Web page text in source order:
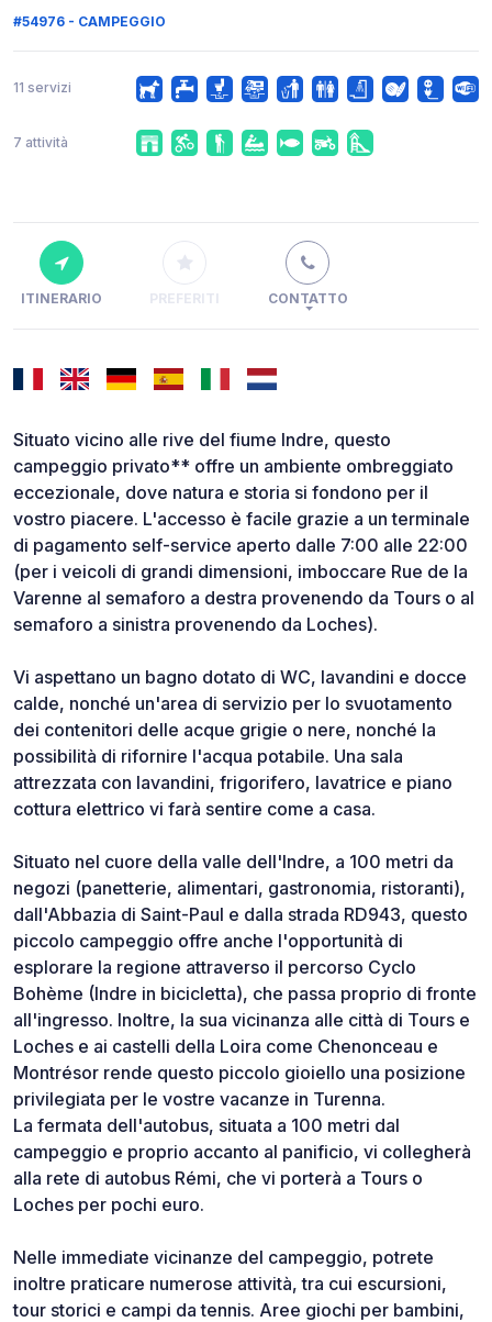
#54976 - CAMPEGGIO
11 servizi
7 attività
ITINERARIO PREFERITI CONTATTO
Situato vicino alle rive del fiume Indre, questo
campeggio privato** offre un ambiente ombreggiato
eccezionale, dove natura e storia si fondono per il
vostro piacere. L'accesso è facile grazie a un terminale
di pagamento self-service aperto dalle 7:00 alle 22:00
(per i veicoli di grandi dimensioni, imboccare Rue de la
Varenne al semaforo a destra provenendo da Tours o al
semaforo a sinistra provenendo da Loches).
Vi aspettano un bagno dotato di WC, lavandini e docce
calde, nonché un'area di servizio per lo svuotamento
dei contenitori delle acque grigie o nere, nonché la
possibilità di rifornire l'acqua potabile. Una sala
attrezzata con lavandini, frigorifero, lavatrice e piano
cottura elettrico vi farà sentire come a casa.
Situato nel cuore della valle dell'Indre, a 100 metri da
negozi (panetterie, alimentari, gastronomia, ristoranti),
dall'Abbazia di Saint-Paul e dalla strada RD943, questo
piccolo campeggio offre anche l'opportunità di
esplorare la regione attraverso il percorso Cyclo
Bohème (Indre in bicicletta), che passa proprio di fronte
all'ingresso. Inoltre, la sua vicinanza alle città di Tours e
Loches e ai castelli della Loira come Chenonceau e
Montrésor rende questo piccolo gioiello una posizione
privilegiata per le vostre vacanze in Turenna.
La fermata dell'autobus, situata a 100 metri dal
campeggio e proprio accanto al panificio, vi collegherà
alla rete di autobus Rémi, che vi porterà a Tours o
Loches per pochi euro.
Nelle immediate vicinanze del campeggio, potrete
inoltre praticare numerose attività, tra cui escursioni,
tour storici e campi da tennis. Aree giochi per bambini,